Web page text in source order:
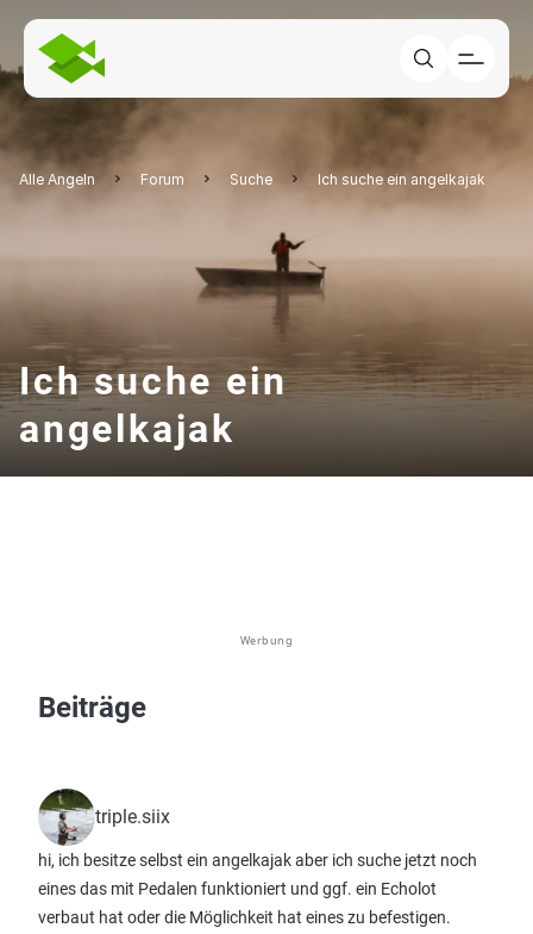
Alle Angeln Forum Suche Ich suche ein angelkajak
Ich suche ein
angelkajak
Werbung
Beiträge
triple.siix
hi, ich besitze selbst ein angelkajak aber ich suche jetzt noch
eines das mit Pedalen funktioniert und ggf. ein Echolot
verbaut hat oder die Möglichkeit hat eines zu befestigen.